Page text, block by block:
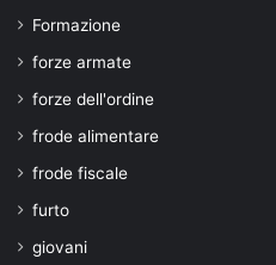
Formazione
forze armate
forze dell'ordine
frode alimentare
frode fiscale
furto
giovani